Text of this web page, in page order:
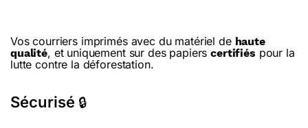
Vos courriers imprimés avec du matériel de haute
qualité, et uniquement sur des papierscertifiés pour la
lutte contre la déforestation.
Sécurisé 🔒